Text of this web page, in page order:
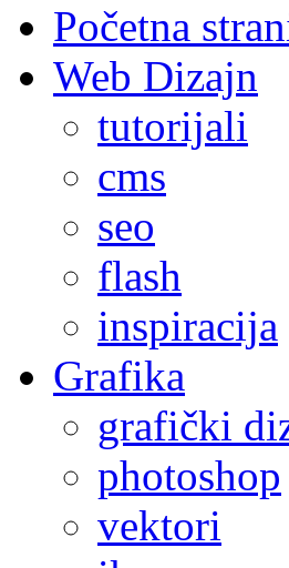
Početna
Web Dizajn
tutorijali
cms
seo
flash
inspiracija
Grafika
grafički
photoshop
vektori